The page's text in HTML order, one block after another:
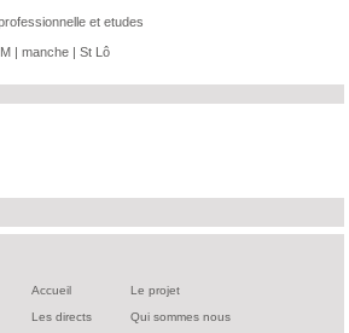
et etudes
| manche | St Lô
Accueil
Les directs
Le projet
Qui sommes nous